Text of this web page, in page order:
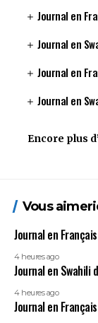
Journal en
Journal en
Journal en
Journal en
Encore plus
Vous
Journal en
4 heures ago
Journal en Swahili
4 heures ago
Journal en